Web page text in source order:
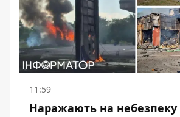
11:59
Наражають на небезпеку